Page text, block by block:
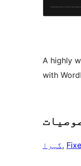
A highly
with
گہرا,